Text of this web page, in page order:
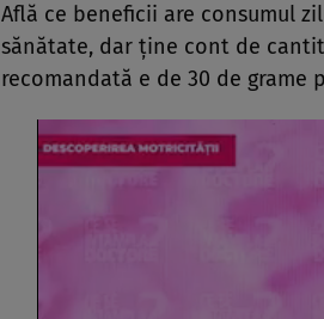
Află ce beneficii are consumul
sănătate, dar ține cont de
recomandată e de 30 de grame